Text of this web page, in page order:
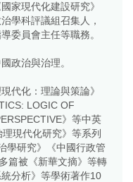
家現代化建設研究》
學科評議組召集人，
委員會主任等職務。
政治與治理。
代化：理論與策論》
LOGIC OF
》等中英
現代化研究》等系列
學研究》《中國行政管
篇被《新華文摘》等轉
分析》等學術著作10